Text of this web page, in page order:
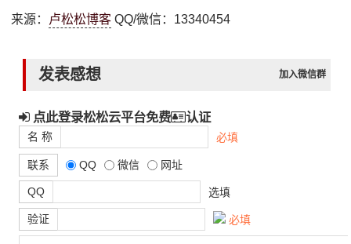
来源： 卢松松博客 QQ/微信：13340454
发表感想 加入微信群
点此登录松松云平台免费 认证
名 称 必填
联系 QQ 微信 网址
QQ 选填
验证 必填